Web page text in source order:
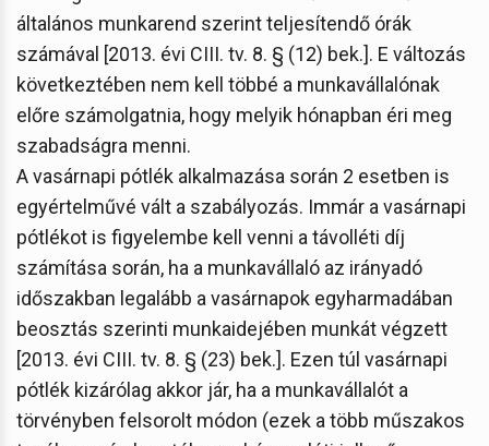
általános munkarend szerint teljesítendő órák
számával [2013. évi CIII. tv. 8. § (12) bek.]. E változás
következtében nem kell többé a munkavállalónak
előre számolgatnia, hogy melyik hónapban éri meg
szabadságra menni.
A vasárnapi pótlék alkalmazása során 2 esetben is
egyértelművé vált a szabályozás. Immár a vasárnapi
pótlékot is figyelembe kell venni a távolléti díj
számítása során, ha a munkavállaló az irányadó
időszakban legalább a vasárnapok egyharmadában
beosztás szerinti munkaidejében munkát végzett
[2013. évi CIII. tv. 8. § (23) bek.]. Ezen túl vasárnapi
pótlék kizárólag akkor jár, ha a munkavállalót a
törvényben felsorolt módon (ezek a több műszakos